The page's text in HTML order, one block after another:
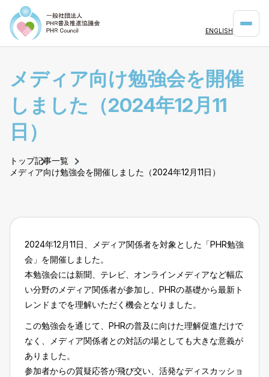
ENGLISH
メディア向け勉強会を開催
しました（2024年12月11
日）
トップ記事一覧
メディア向け勉強会を開催しました（2024年12月11日）
2024年12月11日、メディア関係者を対象とした「PHR勉強
会」を開催しました。
本勉強会には新聞、テレビ、オンラインメディアなど幅広
い分野のメディア関係者が参加し、PHRの基礎から最新ト
レンドまでを理解いただく機会となりました。
この勉強会を通じて、PHRの普及に向けた理解促進だけで
なく、メディア関係者との対話の場としても大きな意義が
ありました。
参加者からの質疑応答が飛び交い、活発なディスカッショ